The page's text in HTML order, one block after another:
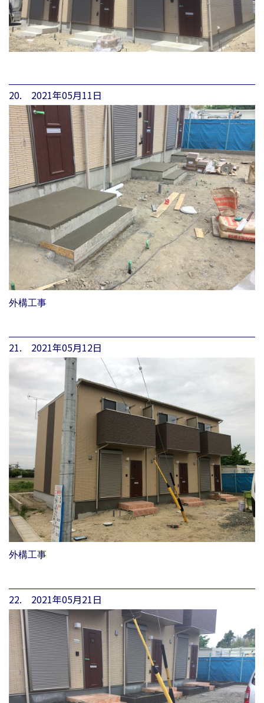
20. 2021年05月11日
外構工事
21. 2021年05月12日
外構工事
22. 2021年05月21日